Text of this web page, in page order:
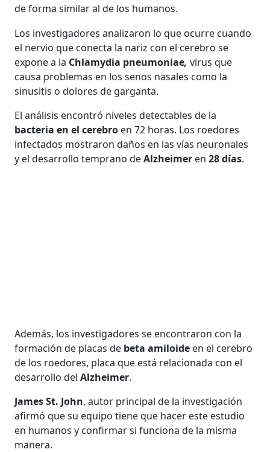
de forma similar al de los humanos.
Los investigadores analizaron lo que ocurre cuando
el nervio que conecta la nariz con el cerebro se
expone a la Chlamydia pneumoniae, virus que
causa problemas en los senos nasales como la
sinusitis o dolores de garganta.
El análisis encontró niveles detectables de la
bacteria en el cerebro en 72 horas. Los roedores
infectados mostraron daños en las vías neuronales
y el desarrollo temprano deAlzheimer en28 días.
Además, los investigadores se encontraron con la
formación de placas de beta amiloide en el cerebro
de los roedores, placa que está relacionada con el
desarrollo delAlzheimer.
James St. John, autor principal de la investigación
afirmó que su equipo tiene que hacer este estudio
en humanos y confirmar si funciona de la misma
manera.